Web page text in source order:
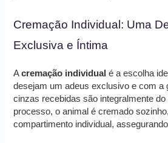
Cremação Individual: Uma
Exclusiva e Íntima
Acremação individual é a escolha
desejam um adeus exclusivo e com a
cinzas recebidas são integralmente
processo, o animal é cremado
compartimento individual,